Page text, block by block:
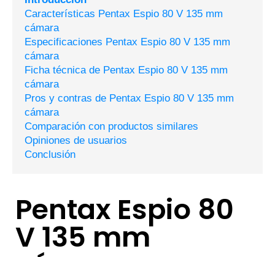
Características Pentax Espio 80 V 135 mm
cámara
Especificaciones Pentax Espio 80 V 135 mm
cámara
Ficha técnica de Pentax Espio 80 V 135 mm
cámara
Pros y contras de Pentax Espio 80 V 135 mm
cámara
Comparación con productos similares
Opiniones de usuarios
Conclusión
Pentax Espio 80
V 135 mm